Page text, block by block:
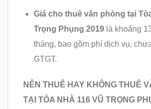
Giá cho thuê văn phòng tại
Trọng Phụng 2019 là khoảng
tháng, bao gồm phí dịch vụ,
GTGT.
NÊN THUÊ HAY KHÔNG THUÊ
TẠI TÒA NHÀ 116 VŨ TRỌNG